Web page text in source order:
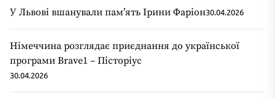
У Львові вшанували пам’ять Ірини Фаріон30.04.2026
Німеччина розглядає приєднання до української
програми Brave1 – Пісторіус
30.04.2026